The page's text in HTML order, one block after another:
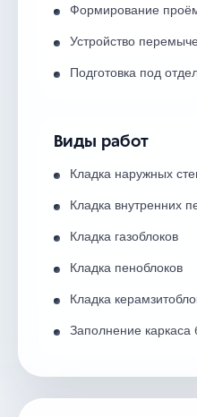
Формирование
Устройство
Подготовка под
Виды работ
Кладка наружных
Кладка внутренних
Кладка газоблоков
Кладка пеноблоков
Кладка
Заполнение каркаса